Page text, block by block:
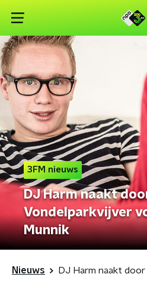
3FM nieuws
DJ Harm naakt
Vondelparkvijver
Munnik
Nieuws